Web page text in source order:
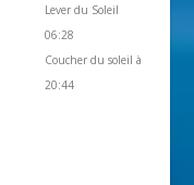
Lever du Soleil
06:28
Coucher du soleil à
20:44